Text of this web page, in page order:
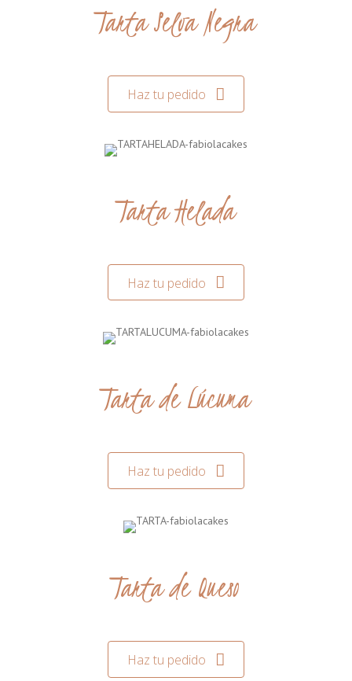
Tarta Selva Negra
Haz tu pedido
Tarta Helada
Haz tu pedido
Tarta de Lúcuma
Haz tu pedido
Tarta de Queso
Haz tu pedido